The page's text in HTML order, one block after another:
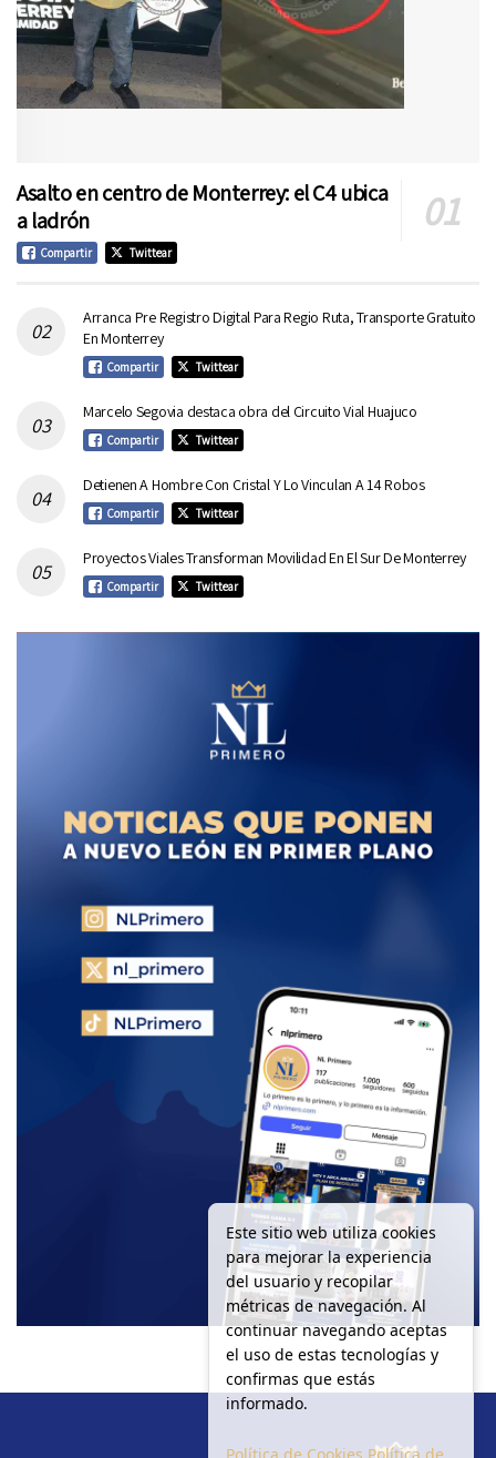
Asalto en centro de Monterrey: el C4 ubica
a ladrón
Compartir Twittear
Arranca Pre Registro Digital Para Regio Ruta, Transporte Gratuito
En Monterrey
Compartir Twittear
Marcelo Segovia destaca obra del Circuito Vial Huajuco
Compartir Twittear
Detienen A Hombre Con Cristal Y Lo Vinculan A 14 Robos
Compartir Twittear
Proyectos Viales Transforman Movilidad En El Sur De Monterrey
Compartir Twittear
Este sitio web utiliza cookies
para mejorar la experiencia
del usuario y recopilar
métricas de navegación. Al
continuar navegando aceptas
el uso de estas tecnologías y
confirmas que estás
informado.